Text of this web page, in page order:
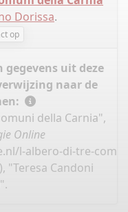
Dorissa.
op
uit deze
naar de
della Carnia",
Online
l-albero-di-tre-
"Teresa Candoni